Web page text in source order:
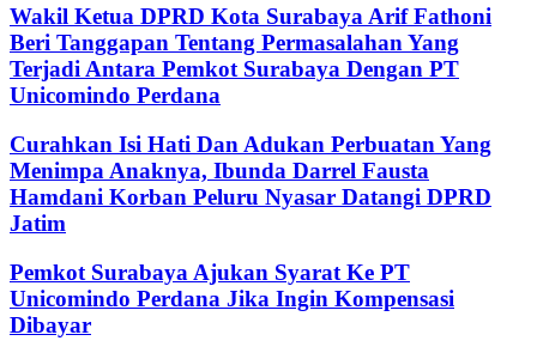
Wakil Ketua DPRD Kota Surabaya Arif Fathoni
Beri Tanggapan Tentang Permasalahan Yang
Terjadi Antara Pemkot Surabaya Dengan PT
Unicomindo Perdana
Curahkan Isi Hati Dan Adukan Perbuatan Yang
Menimpa Anaknya, Ibunda Darrel Fausta
Hamdani Korban Peluru Nyasar Datangi DPRD
Jatim
Pemkot Surabaya Ajukan Syarat Ke PT
Unicomindo Perdana Jika Ingin Kompensasi
Dibayar